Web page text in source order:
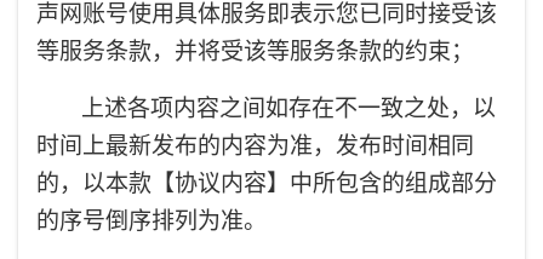
声网账号使用具体服务即表示您已同时接受该
等服务条款，并将受该等服务条款的约束；
上述各项内容之间如存在不一致之处，以
时间上最新发布的内容为准，发布时间相同
的，以本款【协议内容】中所包含的组成部分
的序号倒序排列为准。